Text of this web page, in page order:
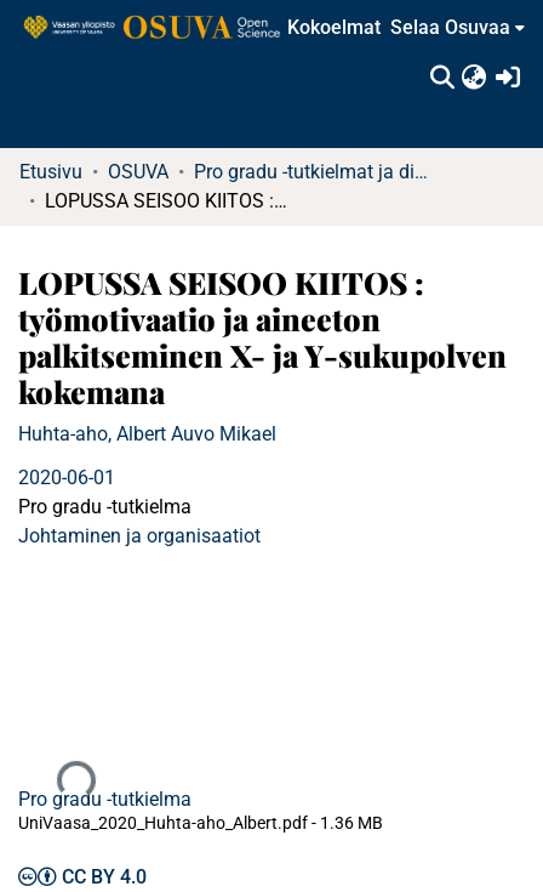
Kokoelmat Selaa Osuvaa
Etusivu OSUVA
Pro gradu -tutkielmat ja diplomityöt
LOPUSSA SEISOO KIITOS : työmotivaatio ja aineeton palkitseminen X- ja Y-sukupolven kokemana
LOPUSSA SEISOO KIITOS :
työmotivaatio ja aineeton
palkitseminen X- ja Y-sukupolven
kokemana
Huhta-aho, Albert Auvo Mikael
2020-06-01
Pro gradu -tutkielma
Johtaminen ja organisaatiot
Ladataan...
Pro gradu -tutkielma
UniVaasa_2020_Huhta-aho_Albert.pdf - 1.36 MB
CC BY 4.0